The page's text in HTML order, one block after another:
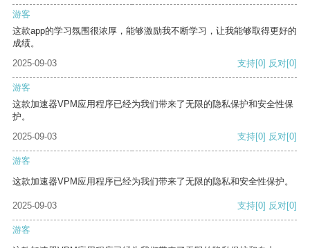
游客
这款app的学习氛围很浓厚，能够激励我不断学习，让我能够取得更好的
成绩。
2025-09-03
支持[0] 反对[0]
游客
这款加速器VPM应用程序已经为我们带来了无限的隐私保护和安全性保
护。
2025-09-03
支持[0] 反对[0]
游客
这款加速器VPM应用程序已经为我们带来了无限的隐私和安全性保护。
2025-09-03 支持[0] 反对[0]
游客